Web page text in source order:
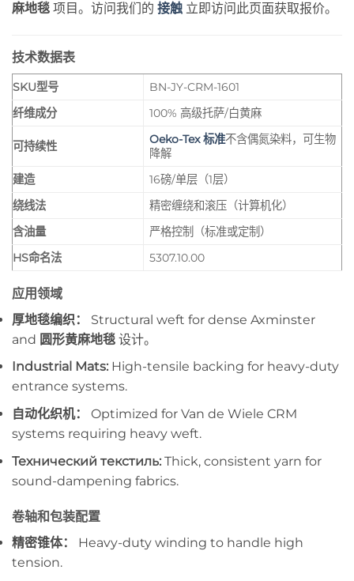
麻地毯 项目。访问我们的 接触 立即访问此页面获取报价。
技术数据表
SKU型号
BN-JY-CRM-1601
纤维成分
100% 高级托萨/白黄麻
可持续性 Oeko-Tex 标准不含偶氮染料，可生物
降解
建造
16磅/单层（1层）
绕线法
精密缠绕和滚压（计算机化）
含油量
严格控制（标准或定制）
HS命名法
5307.10.00
应用领域
厚地毯编织：
Structural weft for dense Axminster
and 圆形黄麻地毯 设计。
Industrial Mats: High-tensile backing for heavy-duty
entrance systems.
自动化织机：
Optimized for Van de Wiele CRM
systems requiring heavy weft.
Технический текстиль: Thick, consistent yarn for
sound-dampening fabrics.
卷轴和包装配置
精密锥体：
Heavy-duty winding to handle high
tension.